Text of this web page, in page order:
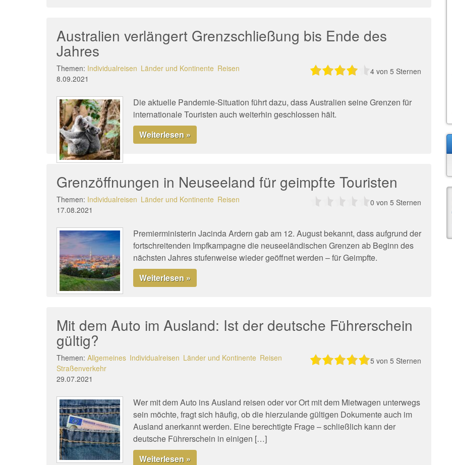
Australien verlängert Grenzschließung bis Ende des
Jahres
Themen: Individualreisen Länder und Kontinente Reisen
8.09.2021
4 von 5 Sternen
Die aktuelle Pandemie-Situation führt dazu, dass Australien seine Grenzen für
internationale Touristen auch weiterhin geschlossen hält.
Weiterlesen »
Grenzöffnungen in Neuseeland für geimpfte Touristen
Themen: Individualreisen Länder und Kontinente Reisen
17.08.2021
0 von 5 Sternen
Premierministerin Jacinda Ardern gab am 12. August bekannt, dass aufgrund der
fortschreitenden Impfkampagne die neuseeländischen Grenzen ab Beginn des
nächsten Jahres stufenweise wieder geöffnet werden – für Geimpfte.
Weiterlesen »
Mit dem Auto im Ausland: Ist der deutsche Führerschein
gültig?
Themen: Allgemeines Individualreisen Länder und Kontinente Reisen
Straßenverkehr
29.07.2021
5 von 5 Sternen
Wer mit dem Auto ins Ausland reisen oder vor Ort mit dem Mietwagen unterwegs
sein möchte, fragt sich häufig, ob die hierzulande gültigen Dokumente auch im
Ausland anerkannt werden. Eine berechtigte Frage – schließlich kann der
deutsche Führerschein in einigen […]
Weiterlesen »